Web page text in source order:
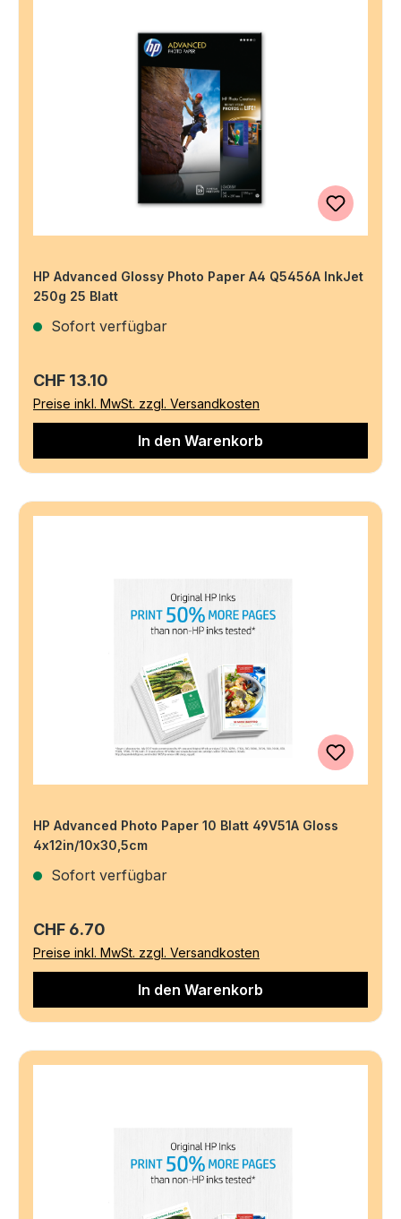
HP Advanced Glossy Photo Paper A4 Q5456A InkJet
250g 25 Blatt
Sofort verfügbar
Regulärer Preis:
CHF 13.10
Preise inkl. MwSt. zzgl. Versandkosten
In den Warenkorb
HP Advanced Photo Paper 10 Blatt 49V51A Gloss
4x12in/10x30,5cm
Sofort verfügbar
Regulärer Preis:
CHF 6.70
Preise inkl. MwSt. zzgl. Versandkosten
In den Warenkorb